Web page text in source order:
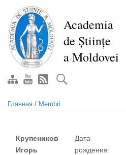
Перейти
основному
содержанию
Academia
de Științe
a Moldovei
Главная / Membri
Крупеников
Игорь
Дата
рождения: